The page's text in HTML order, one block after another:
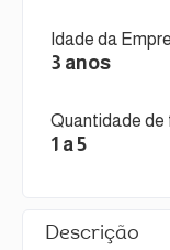
Idade da
3 anos
Quantidade de
1 a 5
Descrição